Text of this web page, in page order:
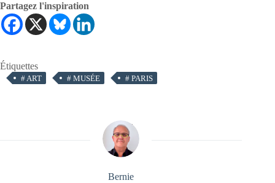
Partagez l'inspiration
Étiquettes
#ART # MUSÉE # PARIS
Bernie